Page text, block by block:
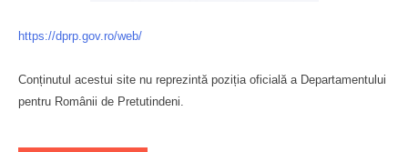
https://dprp.gov.ro/web/
Conținutul acestui site nu reprezintă poziția oficială a Departamentului
pentru Românii de Pretutindeni.